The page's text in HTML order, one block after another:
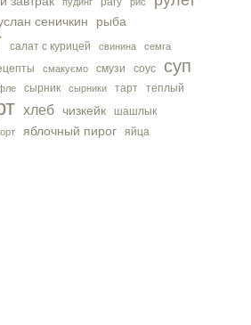
сеничкин рыба
салат с курицей свинина семга
смакуємо смузи соус суп
сырник сырники тарт
теплый
хлеб чизкейк шашлык
яблочный пирог яйца